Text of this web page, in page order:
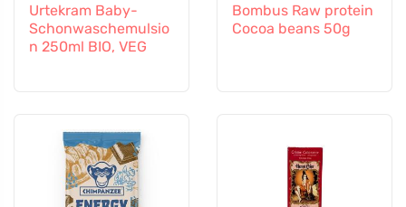
Urtekram Baby-
Schonwaschemulsio
n 250ml BIO, VEG
Bombus Raw protein
Cocoa beans 50g